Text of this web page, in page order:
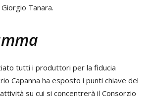
Tanara.
tutti i produttori per la fiducia
Capanna ha esposto i punti chiave del
su cui si concentrerà il Consorzio